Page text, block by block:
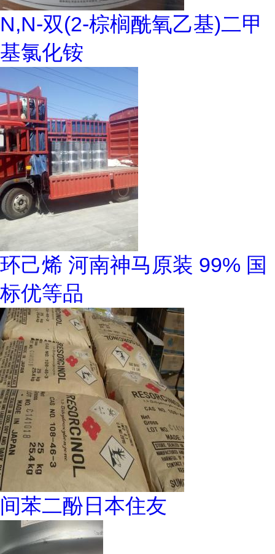
N,N-双(2-棕榈酰氧乙基)二甲
基氯化铵
环己烯 河南神马原装 99% 国
标优等品
间苯二酚日本住友